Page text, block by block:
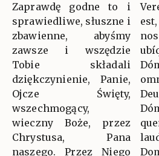
Zaprawdę godne to i
sprawiedliwe, słuszne i
zbawienne, abyśmy
zawsze i wszędzie
Tobie składali
dziękczynienie, Panie,
Ojcze Święty,
wszechmogący,
wieczny Boże, przez
Chrystusa, Pana
naszego. Przez Niego